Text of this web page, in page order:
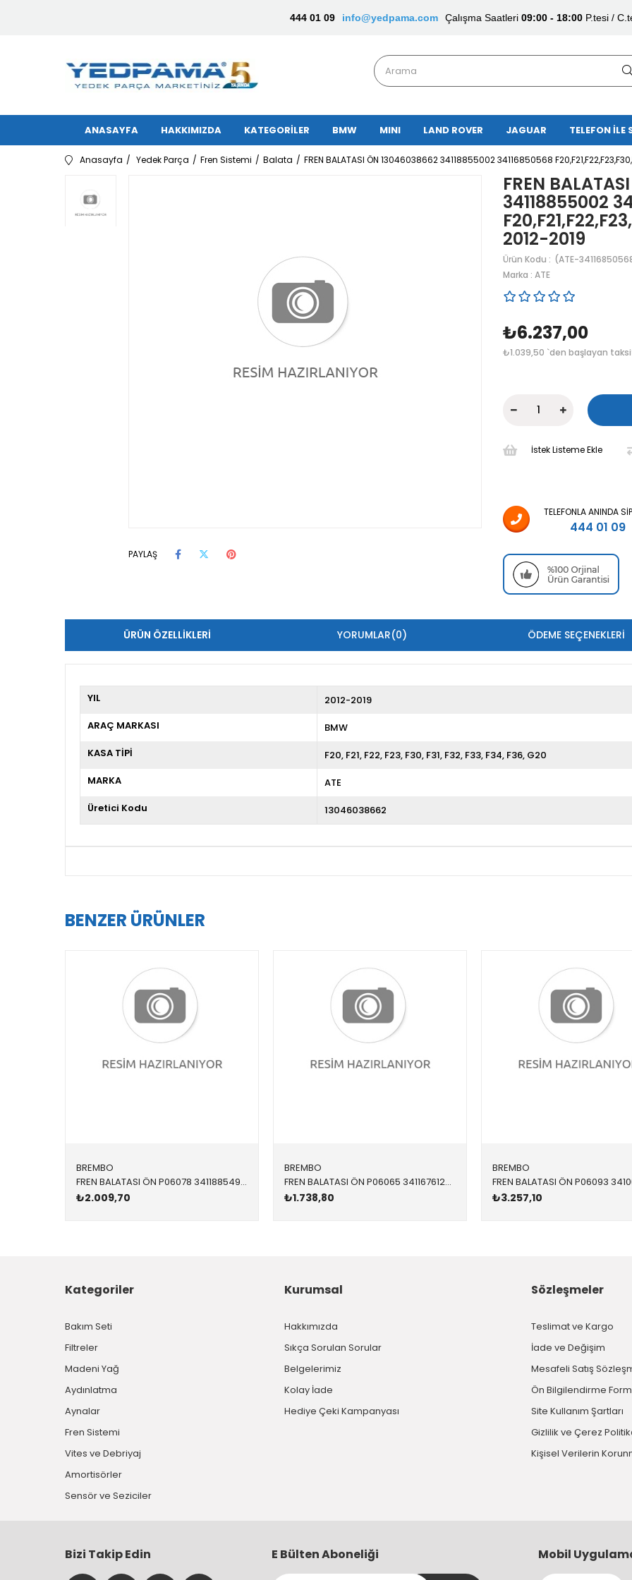
444 01 09 info@yedpama.com Çalışma Saatleri 09:00 - 18:00P.tesi /
ANASAYFA HAKKIMIZDA KATEGORİLER BMW MINI LAND ROVER JAGUAR TELEFON İLE
Anasayfa Yedek Parça Fren Sistemi Balata FREN BALATASI ÖN 13046038662 34118855002 34116850568
PAYLAŞ
FREN
34118855002
2012-2019
(ATE-
Marka : ATE
₺6.237,00
₺1.039,50 `den başlayan
İstek Listeme Ekle
TELEFONLA ANINDA
444 01 09
ÜRÜN ÖZELLIKLERI YORUMLAR(0) ÖDEME SEÇENEKLERI
YIL
2012-2019
ARAÇ MARKASI
BMW
KASA TİPİ
F20 F21 F22 F23 F30 F31 F32 F33 F34 F36 G20
MARKA
ATE
Üretici Kodu
13046038662
BENZER ÜRÜNLER
BREMBO
FREN BALATASI ÖN P06078 34118854999 34116858910 F20,F21,F22,F23,F30,F31,F32,F33,F34,F36 1.8,2.0 2011-2019
₺2.009,70
BREMBO
FREN BALATASI ÖN P06065 34116761280 34116761279 E39 M51,M52,M54,M57 1996-2004
₺1.738,80
BREMBO
₺3.257,10
Kategoriler
Bakım Seti
Filtreler
Madeni Yağ
Aydınlatma
Aynalar
Fren Sistemi
Vites ve Debriyaj
Amortisörler
Sensör ve Seziciler
Kurumsal
Hakkımızda
Sıkça Sorulan Sorular
Belgelerimiz
Kolay İade
Hediye Çeki Kampanyası
Sözleşmeler
Teslimat ve Kargo
İade ve Değişim
Mesafeli Satış
Ön Bilgilendirme
Site Kullanım Şartları
Gizlilik ve Çerez
Kişisel Verilerin
Bizi Takip Edin E Bülten Aboneliği Mobil